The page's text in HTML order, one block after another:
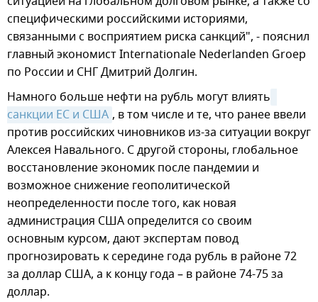
специфическими российскими историями,
связанными с восприятием риска санкций", - пояснил
главный экономист Internationale Nederlanden Groep
по России и СНГ Дмитрий Долгин.
Намного больше нефти на рубль могут влиять
санкции ЕС и США , в том числе и те, что ранее ввели
против российских чиновников из-за ситуации вокруг
Алексея Навального. С другой стороны, глобальное
восстановление экономик после пандемии и
возможное снижение геополитической
неопределенности после того, как новая
администрация США определится со своим
основным курсом, дают экспертам повод
прогнозировать к середине года рубль в районе 72
за доллар США, а к концу года – в районе 74-75 за
доллар.